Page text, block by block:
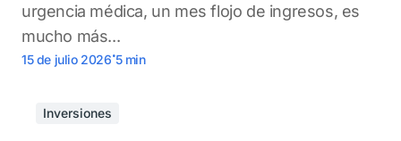
urgencia médica, un mes flojo de ingresos, es
mucho más...
15 de julio 2026.5 min
Inversiones